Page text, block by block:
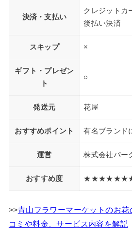
決済・支払い
クレジットカ
後払い決済
スキップ ×
ギフト・プレゼン
ト
○
発送元 花屋
おすすめポイント 有名ブランド
運営 株式会社パー
おすすめ度
>>青山フラワーマーケットのお花
コミや料金、サービス内容を解説